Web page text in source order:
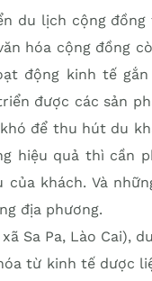
du lịch cộng
hóa cộng đồng
động kinh tế
được các sản
để thu hút du
hiệu quả thì cần
của khách. Và
địa phương.
Sa Pa, Lào Cai),
từ kinh tế dược